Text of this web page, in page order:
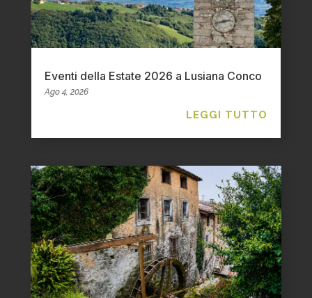
Eventi della Estate 2026 a Lusiana Conco
Ago 4, 2026
LEGGI TUTTO